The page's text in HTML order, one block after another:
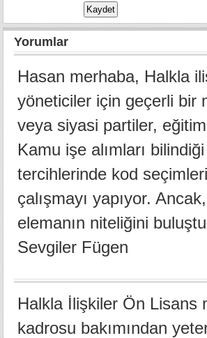
Yorumlar
Hasan merhaba, Halkla
yöneticiler için geçerli bir
veya siyasi partiler,
Kamu işe alımları
tercihlerinde kod
çalışmayı yapıyor.
elemanın niteliğini
Sevgiler Fügen
Halkla İlişkiler Ön Lisans
kadrosu bakımından